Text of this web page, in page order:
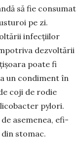
să fie consumat
pe zi.
infecțiilor
dezvoltării
poate fi
un condiment în
coji de rodie
pylori.
de asemenea, efi­
stomac.